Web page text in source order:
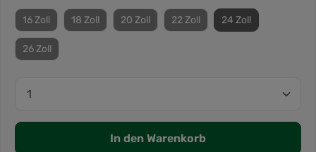
16 Zoll 18 Zoll 20 Zoll 22 Zoll 24 Zoll
26 Zoll
In den Warenkorb